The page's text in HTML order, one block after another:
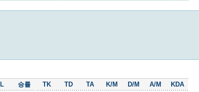
L 승률 TK TD TA K/M D/M A/M
KDA